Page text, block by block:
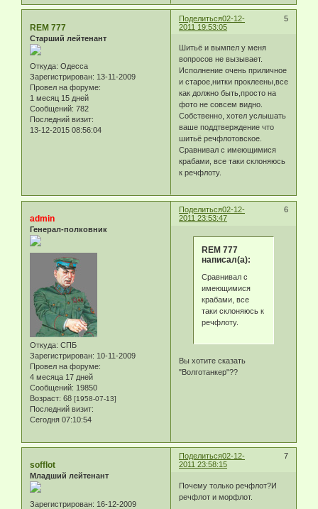
Поделиться 5
02-12-
2011 19:53:05
REM 777
Старший лейтенант
Откуда: Одесса
Зарегистрирован: 13-11-2009
Провел на форуме:
1 месяц 15 дней
Сообщений: 782
Последний визит:
13-12-2015 08:56:04
Шитьё и вымпел у меня
вопросов не вызывает.
Исполнение очень приличное
и старое,нитки проклеены,все
как должно быть,просто на
фото не совсем видно.
Собственно, хотел услышать
ваше поддтверждение что
шитьё речфлотовское.
Сравнивал с имеющимися
крабами, все таки склоняюсь
к речфлоту.
Поделиться 6
02-12-
2011 23:53:47
admin
Генерал-полковник
Откуда: СПБ
Зарегистрирован: 10-11-2009
Провел на форуме:
4 месяца 17 дней
Сообщений: 19850
Возраст: 68 [1958-07-13]
Последний визит:
Сегодня 07:10:54
REM 777
написал(а):
Сравнивал с
имеющимися
крабами, все
таки склоняюсь к
речфлоту.
Вы хотите сказать
"Волготанкер"??
Поделиться 7
02-12-
2011 23:58:15
sofflot
Младший лейтенант
Зарегистрирован: 16-12-2009
Почему только речфлот?И
речфлот и морфлот.